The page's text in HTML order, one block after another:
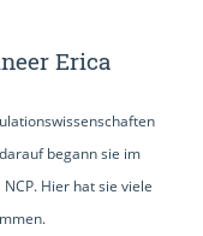
Erica
begann sie im
Hier hat sie viele